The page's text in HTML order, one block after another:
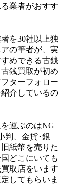
業者がおすす
を30社以上独
の筆者が、実
めできる古銭
銭買取が初め
ターフォロー
介しているの
運ぶのはNG
判、金貨･銀
紙幣を売りた
どこにいても
取店をいます
してもらいま